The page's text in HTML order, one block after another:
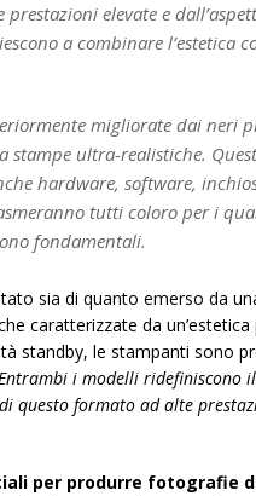
elevate e
a combinare
migliorate dai neri
ultra-realistiche.
hardware, software,
tutti coloro per i
fondamentali.
sia di quanto emerso da
caratterizzate da
standby, le stampanti sono
i modelli ridefiniscono
questo formato ad alte
per produrre fotografie